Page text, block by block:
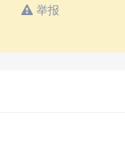
举报